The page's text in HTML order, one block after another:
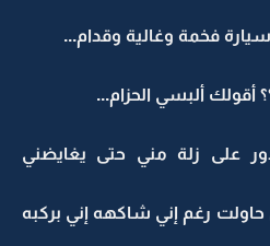
فخمة وغالية وقدام...
ألبسي الحزام...
على زلة مني حتى يغايضني
حاولت رغم إني شاكهه إني بركبه